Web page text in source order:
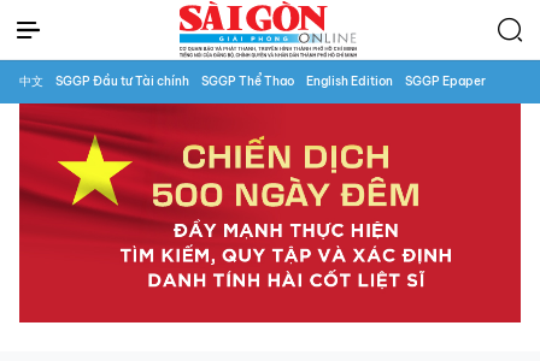
中文 SGGP Đầu tư Tài chính SGGP Thể Thao English Edition SGGP Epaper